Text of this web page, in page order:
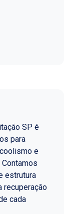
SP é
para
e
estrutura
recuperação
cada